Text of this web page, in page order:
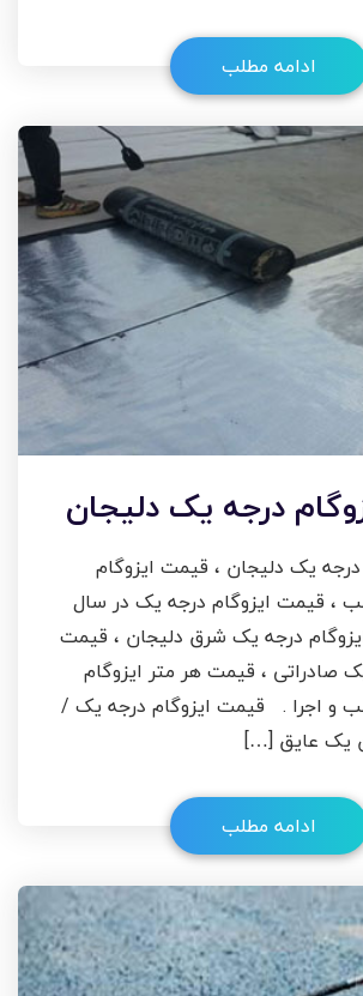
ادامه مطلب
درجه یک دلیجان
یک دلیجان ، قیمت ایزوگام
، قیمت ایزوگام درجه یک در سال
ایزوگام درجه یک شرق دلیجان ، قیمت
صادراتی ، قیمت هر متر ایزوگام
و اجرا . قیمت ایزوگام درجه یک /
یک عایق […]
ادامه مطلب